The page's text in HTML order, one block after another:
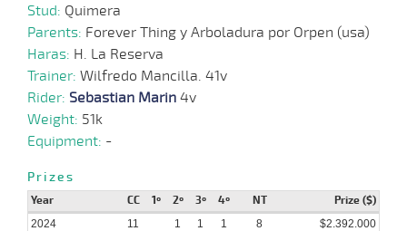
Stud: Quimera
Parents: Forever Thing y Arboladura por Orpen (usa)
Haras: H. La Reserva
Trainer: Wilfredo Mancilla. 41v
Rider: Sebastian Marin 4v
Weight: 51k
Equipment: -
Prizes
Year CC 1º 2º 3º 4º NT Prize ($)
2024 11 1 1 1 8 $2.392.000